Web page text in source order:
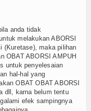
anda tidak
melakukan ABORSI
(Kuretase), maka pilihan
OBAT ABORSI AMPUH
untuk penyelesaian
hal-hal yang
OBAT OBAT ABORSI
dll, karna belum tentu
efek sampingnya